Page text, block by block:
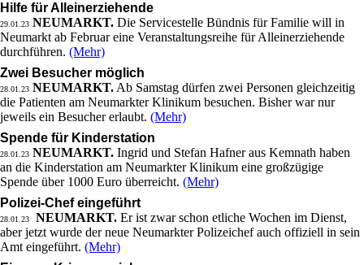
Hilfe für Alleinerziehende
29.01.23 NEUMARKT. Die Servicestelle Bündnis für Familie will in
Neumarkt ab Februar eine Veranstaltungsreihe für Alleinerziehende
durchführen. (Mehr)
Zwei Besucher möglich
28.01.23 NEUMARKT. Ab Samstag dürfen zwei Personen gleichzeitig
die Patienten am Neumarkter Klinikum besuchen. Bisher war nur
jeweils ein Besucher erlaubt. (Mehr)
Spende für Kinderstation
28.01.23 NEUMARKT. Ingrid und Stefan Hafner aus Kemnath haben
an die Kinderstation am Neumarkter Klinikum eine großzügige
Spende über 1000 Euro überreicht. (Mehr)
Polizei-Chef eingeführt
28.01.23 NEUMARKT. Er ist zwar schon etliche Wochen im Dienst,
aber jetzt wurde der neue Neumarkter Polizeichef auch offiziell in sein
Amt eingeführt. (Mehr)